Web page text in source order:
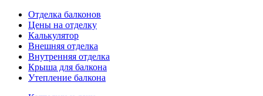
Отделка балконов
Цены на отделку
Калькулятор
Внешняя отделка
Внутренняя отделка
Крыша для балкона
Утепление балкона